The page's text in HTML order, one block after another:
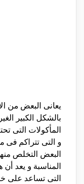
يعانى البعض من
بالشكل الكبير
المأكولات التى
و التى تتراكم
البعض التخلص
المناسبة و يعد
التى تساعد على